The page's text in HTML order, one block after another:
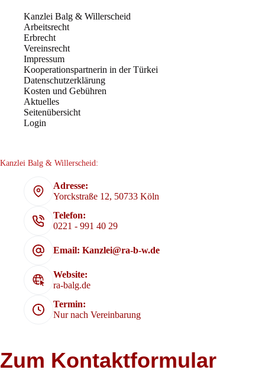
Kanzlei Balg & Willerscheid
Arbeitsrecht
Erbrecht
Vereinsrecht
Impressum
Kooperationspartnerin in der Türkei
Datenschutzerklärung
Kosten und Gebühren
Aktuelles
Seitenübersicht
Login
Kanzlei Balg & Willerscheid:
Adresse:
Yorckstraße 12, 50733 Köln
Telefon:
0221 - 991 40 29
Email: Kanzlei@ra-b-w.de
Website:
ra-balg.de
Termin:
Nur nach Vereinbarung
Zum Kontaktformular